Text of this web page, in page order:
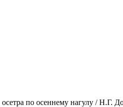
по осеннему нагулу / Н.Г.